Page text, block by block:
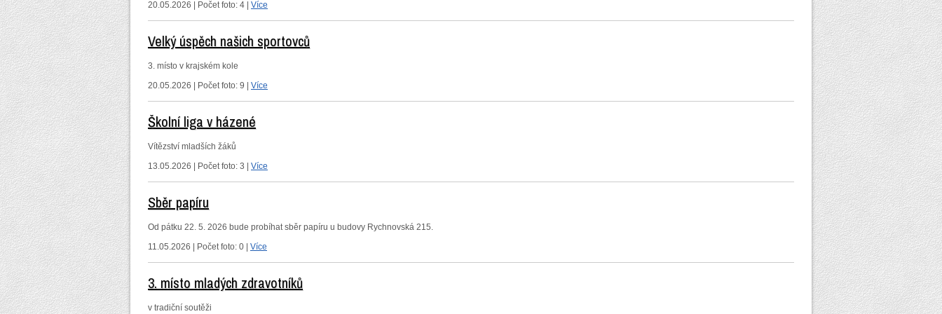
20.05.2026 | Počet foto: 4 | Více
Velký úspěch našich sportovců
3. místo v krajském kole
20.05.2026 | Počet foto: 9 | Více
Školní liga v házené
Vítězství mladších žáků
13.05.2026 | Počet foto: 3 | Více
Sběr papíru
Od pátku 22. 5. 2026 bude probíhat sběr papíru u budovy Rychnovská 215.
11.05.2026 | Počet foto: 0 | Více
3. místo mladých zdravotníků
v tradiční soutěži